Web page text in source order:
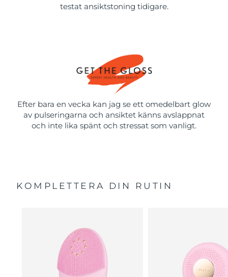
testat ansiktstoning tidigare.
Efter bara en vecka kan jag se ett omedelbart glow
av pulseringarna och ansiktet känns avslappnat
och inte lika spänt och stressat som vanligt.
KOMPLETTERA DIN RUTIN